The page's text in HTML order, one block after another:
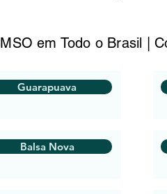
em Todo o Brasil |
Guarapuava
Balsa Nova